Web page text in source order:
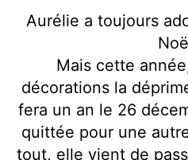
Aurélie a toujours
Mais cette
décorations la
fera un an le 26
quittée pour une
tout, elle vient de